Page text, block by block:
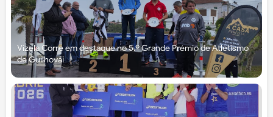
Vizela Corre em destaque no 5.º Grande Prémio de Atletismo
de Guilhovai